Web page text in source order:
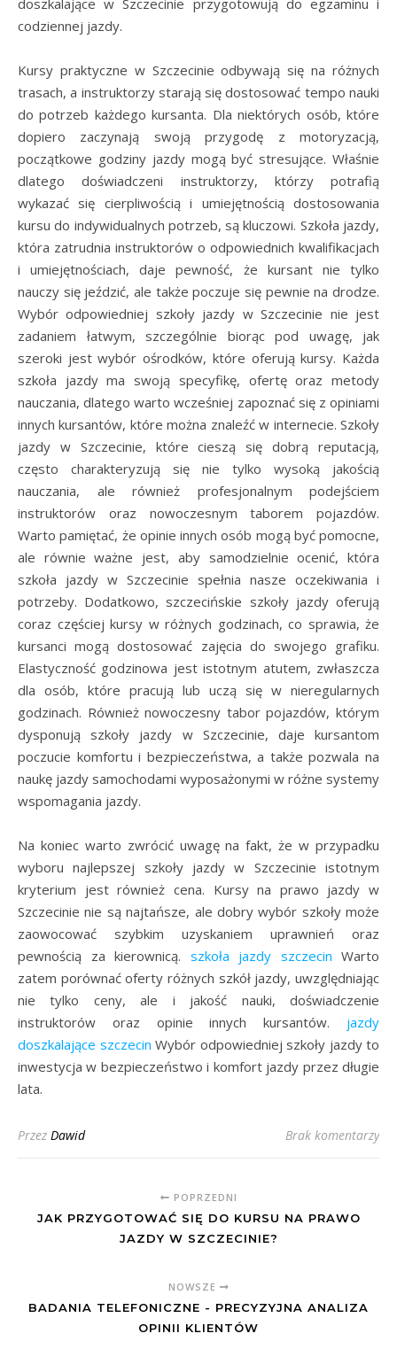
doszkalające w Szczecinie przygotowują do egzaminu i
codziennej jazdy.
Kursy praktyczne w Szczecinie odbywają się na różnych
trasach, a instruktorzy starają się dostosować tempo nauki
do potrzeb każdego kursanta. Dla niektórych osób, które
dopiero zaczynają swoją przygodę z motoryzacją,
początkowe godziny jazdy mogą być stresujące. Właśnie
dlatego doświadczeni instruktorzy, którzy potrafią
wykazać się cierpliwością i umiejętnością dostosowania
kursu do indywidualnych potrzeb, są kluczowi. Szkoła jazdy,
która zatrudnia instruktorów o odpowiednich kwalifikacjach
i umiejętnościach, daje pewność, że kursant nie tylko
nauczy się jeździć, ale także poczuje się pewnie na drodze.
Wybór odpowiedniej szkoły jazdy w Szczecinie nie jest
zadaniem łatwym, szczególnie biorąc pod uwagę, jak
szeroki jest wybór ośrodków, które oferują kursy. Każda
szkoła jazdy ma swoją specyfikę, ofertę oraz metody
nauczania, dlatego warto wcześniej zapoznać się z opiniami
innych kursantów, które można znaleźć w internecie. Szkoły
jazdy w Szczecinie, które cieszą się dobrą reputacją,
często charakteryzują się nie tylko wysoką jakością
nauczania, ale również profesjonalnym podejściem
instruktorów oraz nowoczesnym taborem pojazdów.
Warto pamiętać, że opinie innych osób mogą być pomocne,
ale równie ważne jest, aby samodzielnie ocenić, która
szkoła jazdy w Szczecinie spełnia nasze oczekiwania i
potrzeby. Dodatkowo, szczecińskie szkoły jazdy oferują
coraz częściej kursy w różnych godzinach, co sprawia, że
kursanci mogą dostosować zajęcia do swojego grafiku.
Elastyczność godzinowa jest istotnym atutem, zwłaszcza
dla osób, które pracują lub uczą się w nieregularnych
godzinach. Również nowoczesny tabor pojazdów, którym
dysponują szkoły jazdy w Szczecinie, daje kursantom
poczucie komfortu i bezpieczeństwa, a także pozwala na
naukę jazdy samochodami wyposażonymi w różne systemy
wspomagania jazdy.
Na koniec warto zwrócić uwagę na fakt, że w przypadku
wyboru najlepszej szkoły jazdy w Szczecinie istotnym
kryterium jest również cena. Kursy na prawo jazdy w
Szczecinie nie są najtańsze, ale dobry wybór szkoły może
zaowocować szybkim uzyskaniem uprawnień oraz
pewnością za kierownicą. szkoła jazdy szczecin Warto
zatem porównać oferty różnych szkół jazdy, uwzględniając
nie tylko ceny, ale i jakość nauki, doświadczenie
instruktorów oraz opinie innych kursantów. jazdy
doszkalające szczecin Wybór odpowiedniej szkoły jazdy to
inwestycja w bezpieczeństwo i komfort jazdy przez długie
lata.
Przez Dawid Brak komentarzy
POPRZEDNI
JAK PRZYGOTOWAĆ SIĘ DO KURSU NA PRAWO
JAZDY W SZCZECINIE?
NOWSZE
BADANIA TELEFONICZNE - PRECYZYJNA ANALIZA
OPINII KLIENTÓW